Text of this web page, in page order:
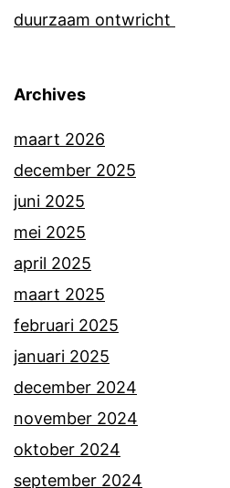
duurzaam ontwricht
Archives
maart 2026
december 2025
juni 2025
mei 2025
april 2025
maart 2025
februari 2025
januari 2025
december 2024
november 2024
oktober 2024
september 2024